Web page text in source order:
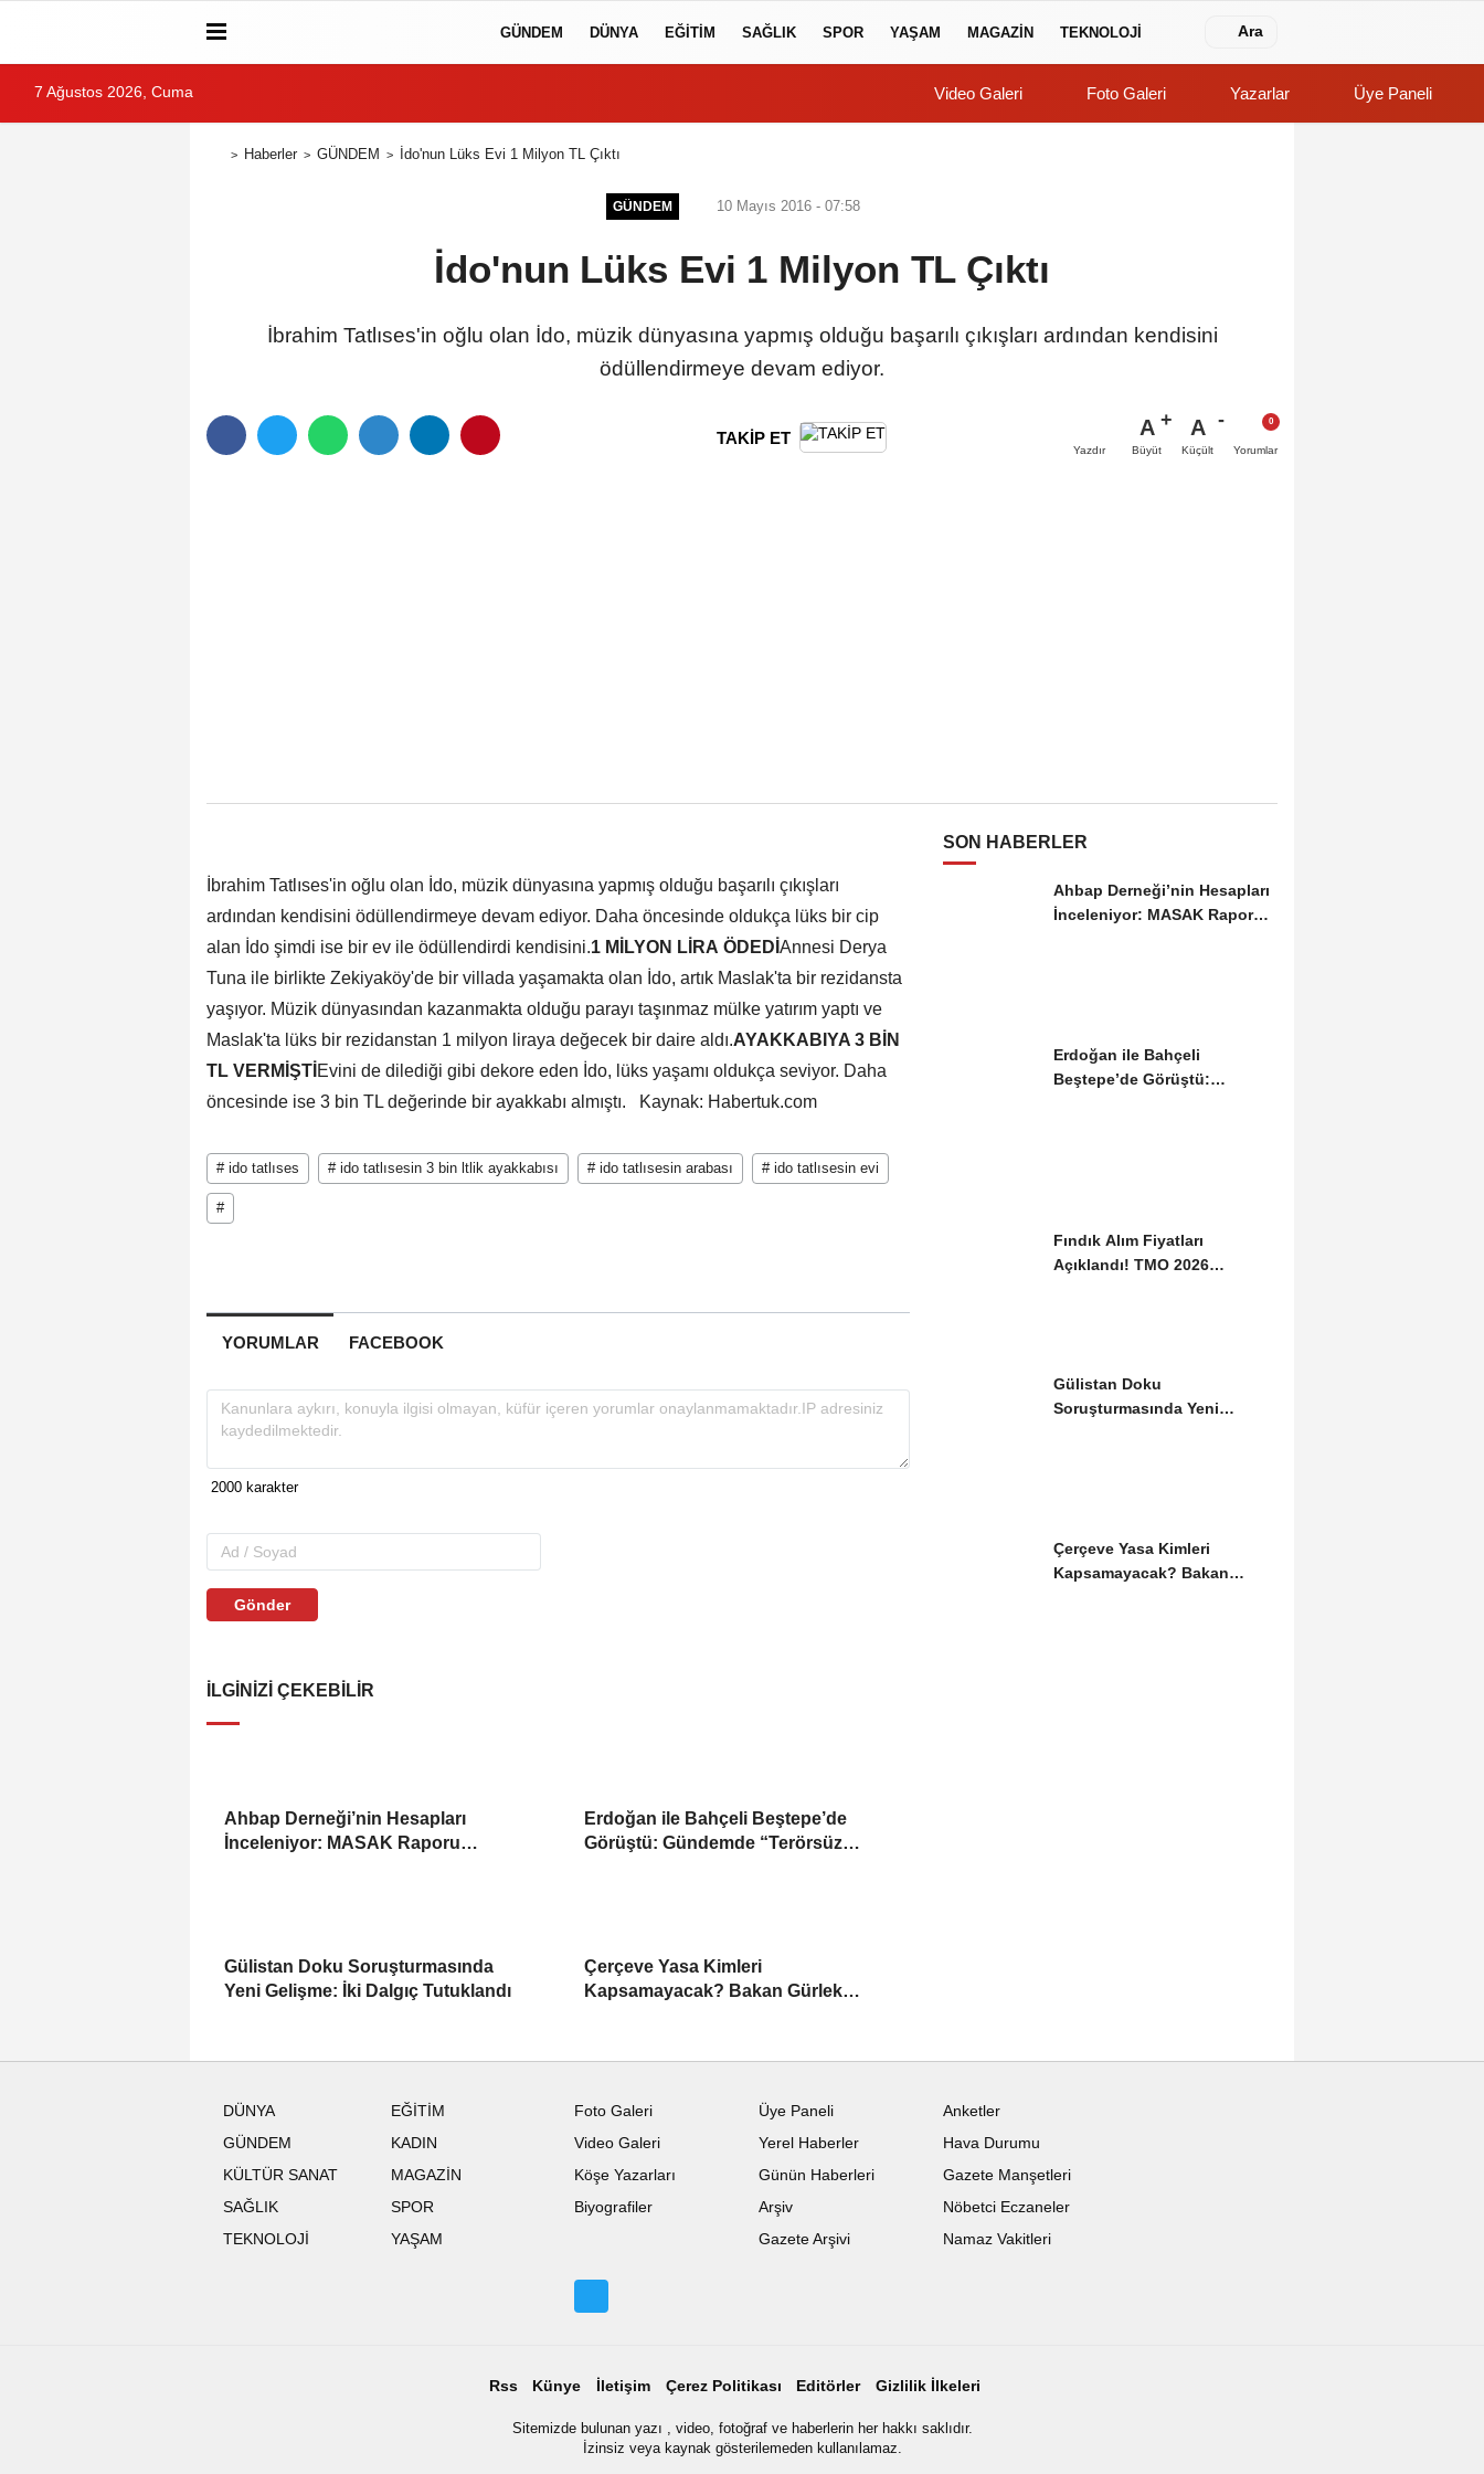
GÜNDEM DÜNYA EĞİTİM SAĞLIK SPOR YAŞAM MAGAZİN TEKNOLOJİ Ara
7 Ağustos 2026, Cuma Video Galeri Foto Galeri Yazarlar Üye Paneli
Haberler GÜNDEM İdo'nun Lüks Evi 1 Milyon TL Çıktı
GÜNDEM 10 Mayıs 2016 - 07:58
İdo'nun Lüks Evi 1 Milyon TL Çıktı
İbrahim Tatlıses'in oğlu olan İdo, müzik dünyasına yapmış olduğu başarılı çıkışları ardından kendisini
ödüllendirmeye devam ediyor.
TAKİP ET
Yazdır
A
Büyüt
A
Küçült Yorumlar
İbrahim Tatlıses'in oğlu olan İdo, müzik dünyasına yapmış olduğu başarılı çıkışları
ardından kendisini ödüllendirmeye devam ediyor. Daha öncesinde oldukça lüks bir cip
alan İdo şimdi ise bir ev ile ödüllendirdi kendisini.1 MİLYON LİRA ÖDEDİ Annesi Derya
Tuna ile birlikte Zekiyaköy'de bir villada yaşamakta olan İdo, artık Maslak'ta bir rezidansta
yaşıyor. Müzik dünyasından kazanmakta olduğu parayı taşınmaz mülke yatırım yaptı ve
Maslak'ta lüks bir rezidanstan 1 milyon liraya değecek bir daire aldı.AYAKKABIYA 3 BİN
TL VERMİŞTİ Evini de dilediği gibi dekore eden İdo, lüks yaşamı oldukça seviyor. Daha
öncesinde ise 3 bin TL değerinde bir ayakkabı almıştı. Kaynak: Habertuk.com
# ido tatlıses # ido tatlısesin 3 bin ltlik ayakkabısı # ido tatlısesin arabası # ido tatlısesin evi
#
YORUMLAR FACEBOOK
Gönder
İLGINIZI ÇEKEBILIR
Ahbap Derneği’nin Hesapları
İnceleniyor: MASAK Raporu
Erdoğan ile Bahçeli Beştepe’de
Görüştü: Gündemde “Terörsüz
Gülistan Doku Soruşturmasında
Yeni Gelişme: İki Dalgıç Tutuklandı
Çerçeve Yasa Kimleri
Kapsamayacak? Bakan Gürlek
SON HABERLER
Ahbap Derneği’nin Hesapları
İnceleniyor: MASAK Raporu
Erdoğan ile Bahçeli
Beştepe’de Görüştü:
Fındık Alım Fiyatları
Açıklandı! TMO 2026
Gülistan Doku
Soruşturmasında Yeni
Çerçeve Yasa Kimleri
Kapsamayacak? Bakan
DÜNYA
EĞİTİM
GÜNDEM
KADIN
KÜLTÜR SANAT
MAGAZİN
SAĞLIK
SPOR
TEKNOLOJİ
YAŞAM
Foto Galeri
Video Galeri
Köşe Yazarları
Biyografiler
Üye Paneli
Yerel Haberler
Günün Haberleri
Arşiv
Gazete Arşivi
Anketler
Hava Durumu
Gazete Manşetleri
Nöbetci Eczaneler
Namaz Vakitleri
Rss Künye İletişim Çerez Politikası Editörler Gizlilik İlkeleri
Sitemizde bulunan yazı , video, fotoğraf ve haberlerin her hakkı saklıdır.
İzinsiz veya kaynak gösterilemeden kullanılamaz.